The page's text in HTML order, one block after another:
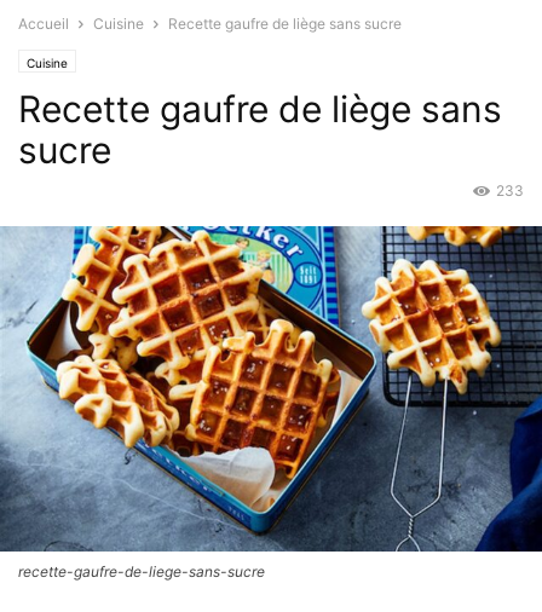
Accueil Cuisine Recette gaufre de liège sans sucre
Cuisine
Recette gaufre de liège sans
sucre
233
recette-gaufre-de-liege-sans-sucre